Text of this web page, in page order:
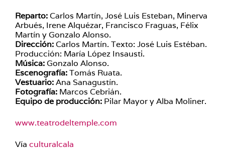
Reparto: Carlos Martín, José Luis Esteban, Minerva
Arbués, Irene Alquézar, Francisco Fraguas, Félix
Martín y Gonzalo Alonso.
Dirección: Carlos Martín. Texto: José Luis Estéban.
Producción: María López Insausti.
Música:Gonzalo Alonso.
Escenografía:Tomás Ruata.
Vestuario:Ana Sanagustín.
Fotografía: Marcos Cebrián.
Equipo de producción: Pilar Mayor y Alba Moliner.
www.teatrodeltemple.com
Vía culturalcala